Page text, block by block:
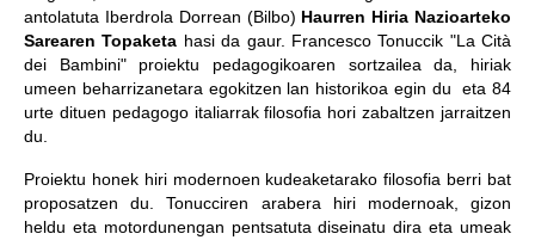
antolatuta Iberdrola Dorrean (Bilbo) Haurren Hiria Nazioarteko
Sarearen Topaketa hasi da gaur. Francesco Tonuccik "La Cità
dei Bambini" proiektu pedagogikoaren sortzailea da, hiriak
umeen beharrizanetara egokitzen lan historikoa egin du eta 84
urte dituen pedagogo italiarrak filosofia hori zabaltzen jarraitzen
du.
Proiektu honek hiri modernoen kudeaketarako filosofia berri bat
proposatzen du. Tonucciren arabera hiri modernoak, gizon
heldu eta motordunengan pentsatuta diseinatu dira eta umeak